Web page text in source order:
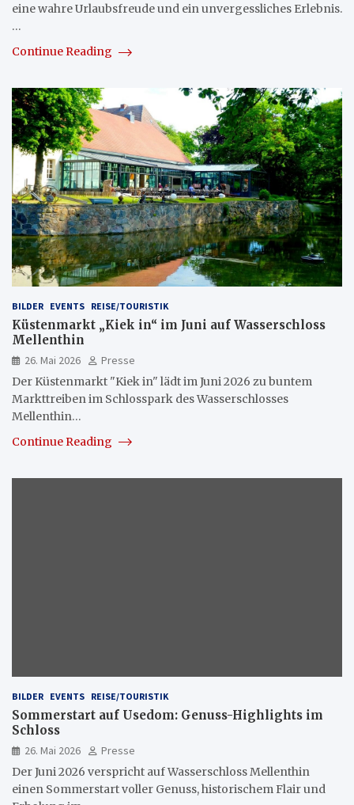
eine wahre Urlaubsfreude und ein unvergessliches Erlebnis.
…
Continue Reading
BILDER EVENTS REISE/TOURISTIK
Küstenmarkt „Kiek in“ im Juni auf Wasserschloss
Mellenthin
26. Mai 2026
Presse
Der Küstenmarkt "Kiek in" lädt im Juni 2026 zu buntem
Markttreiben im Schlosspark des Wasserschlosses
Mellenthin…
Continue Reading
BILDER EVENTS REISE/TOURISTIK
Sommerstart auf Usedom: Genuss-Highlights im
Schloss
26. Mai 2026
Presse
Der Juni 2026 verspricht auf Wasserschloss Mellenthin
einen Sommerstart voller Genuss, historischem Flair und